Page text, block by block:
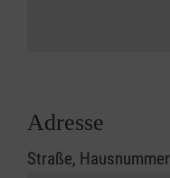
Adresse
Straße, Hausnummer